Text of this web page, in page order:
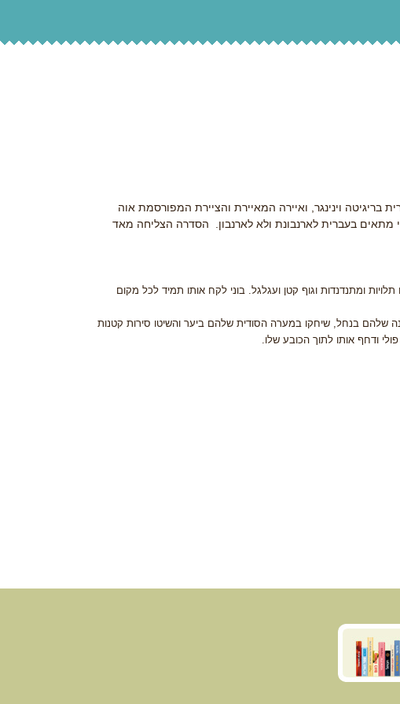
וינינגר, ואיירה המאיירת והציירת המפורסמת אוה
מתאים בעברית לארנבונת ולא לארנבון. הסדרה הצליחה מאד
ומתנדנדות וגוף קטן ועגלגל. בוני לקח אותו תמיד לכל מקום
שלהם בנחל, שיחקו במערה הסודית שלהם ביער והשיטו סירות קטנות
ודחף אותו לתוך הכובע שלו.